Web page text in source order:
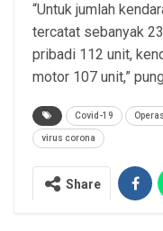
“Untuk jumlah
tercatat sebanyak
pribadi 112 unit,
motor 107 unit,”
Covid-19
virus corona
Share